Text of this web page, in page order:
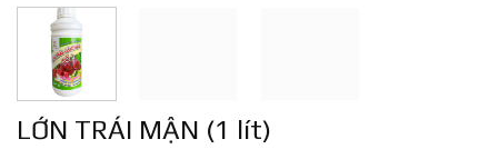
LỚN TRÁI MẬN (1 lít)